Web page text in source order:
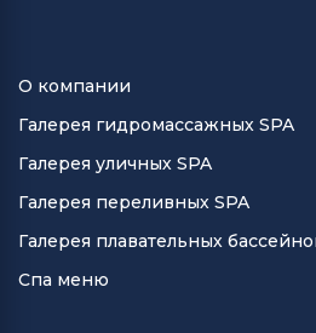
О компании
Галерея гидромассажных SPA
Галерея уличных SPA
Галерея переливных SPA
Галерея плавательных
Спа меню